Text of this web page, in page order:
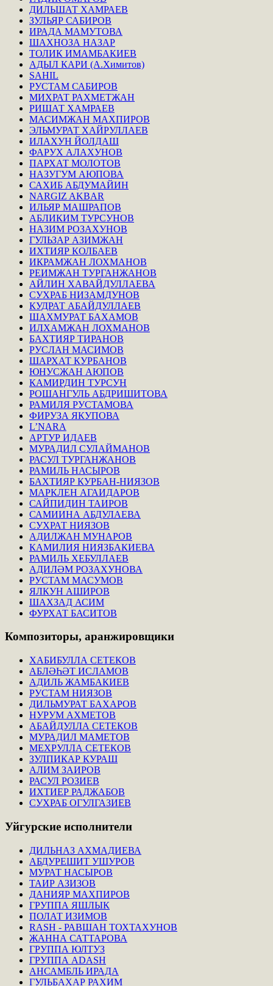
ДИЛЬШАТ ХАМРАЕВ
ЗУЛЬЯР САБИРОВ
ИРАДА МАМУТОВА
ШАХНОЗА НАЗАР
ТОЛИК ИМАМБАКИЕВ
АДЫЛ КАРИ (А.Химитов)
SAHIL
РУСТАМ САБИРОВ
МИХРАТ РАХМЕТЖАН
РИШАТ ХАМРАЕВ
МАСИМЖАН МАХПИРОВ
ЭЛЬМУРАТ ХАЙРУЛЛАЕВ
ИЛАХУН ЙОЛДАШ
ФАРУХ АЛАХУНОВ
ПАРХАТ МОЛОТОВ
НАЗУГУМ АЮПОВА
САХИБ АБДУМАЙИН
NARGIZ AKBAR
ИЛЬЯР МАШРАПОВ
АБЛИКИМ ТУРСУНОВ
НАЗИМ РОЗАХУНОВ
ГУЛЬЗАР АЗИМЖАН
ИХТИЯР КОЛБАЕВ
ИКРАМЖАН ЛОХМАНОВ
РЕИМЖАН ТУРГАНЖАНОВ
АЙЛИН ХАВАЙДУЛЛАЕВА
СУХРАБ НИЗАМДУНОВ
КУДРАТ АБАЙДУЛЛАЕВ
ШАХМУРАТ БАХАМОВ
ИЛХАМЖАН ЛОХМАНОВ
БАХТИЯР ТИРАНОВ
РУСЛАН МАСИМОВ
ШАРХАТ КУРБАНОВ
ЮНУСЖАН АЮПОВ
КАМИРДИН ТУРСУН
РОШАНГУЛЬ АБДРИШИТОВА
РАМИЛЯ РУСТАМОВА
ФИРУЗА ЯКУПОВА
L’NARA
АРТУР ИДАЕВ
МУРАДИЛ СУЛАЙМАНОВ
РАСУЛ ТУРГАНЖАНОВ
РАМИЛЬ НАСЫРОВ
БАХТИЯР КУРБАН-НИЯЗОВ
МАРКЛЕН АГАИДАРОВ
САЙПИДИН ТАИРОВ
САМИИНА АБДУЛАЕВА
СУХРАТ НИЯЗОВ
АДИЛЖАН МУНАРОВ
КАМИЛИЯ НИЯЗБАКИЕВА
РАМИЛЬ ХЕБУЛЛАЕВ
АДИЛӘМ РОЗАХУНОВА
РУСТАМ МАСУМОВ
ЯЛКУН АШИРОВ
ШАХЗАД АСИМ
ФУРХАТ БАСИТОВ
Композиторы, аранжировщики
ХАБИБУЛЛА СЕТЕКОВ
АБЛӘҺӘТ ИСЛАМОВ
АДИЛЬ ЖАМБАКИЕВ
РУСТАМ НИЯЗОВ
ДИЛЬМУРАТ БАХАРОВ
НУРУМ АХМЕТОВ
АБАЙДУЛЛА СЕТЕКОВ
МУРАДИЛ МАМЕТОВ
МЕХРУЛЛА СЕТЕКОВ
ЗУЛПИКАР КУРАШ
АЛИМ ЗАИРОВ
РАСУЛ РОЗИЕВ
ИХТИЕР РАДЖАБОВ
СУХРАБ ОГУЛГАЗИЕВ
Уйгурские исполнители
ДИЛЬНАЗ АХМАДИЕВА
АБДУРЕШИТ УШУРОВ
МУРАТ НАСЫРОВ
ТАИР АЗИЗОВ
ДАНИЯР МАХПИРОВ
ГРУППА ЯШЛЫК
ПОЛАТ ИЗИМОВ
RASH - РАВШАН ТОХТАХУНОВ
ЖАННА САТТАРОВА
ГРУППА ЮЛТУЗ
ГРУППА ADASH
АНСАМБЛЬ ИРАДА
ГУЛЬБАХАР РАХИМ